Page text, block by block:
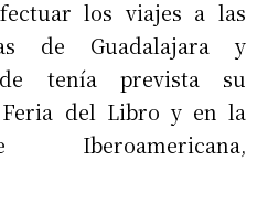
los viajes a las
de Guadalajara y
tenía prevista su
del Libro y en la